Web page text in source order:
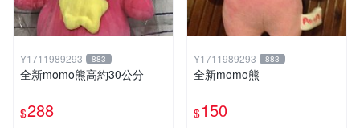
Y1711989293 883
全新momo熊高約30公分
$288
Y1711989293 883
全新momo熊
$150